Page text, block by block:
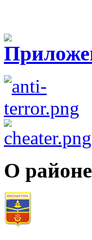
О районе